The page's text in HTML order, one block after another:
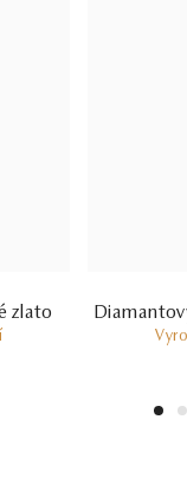
zlato
1 2